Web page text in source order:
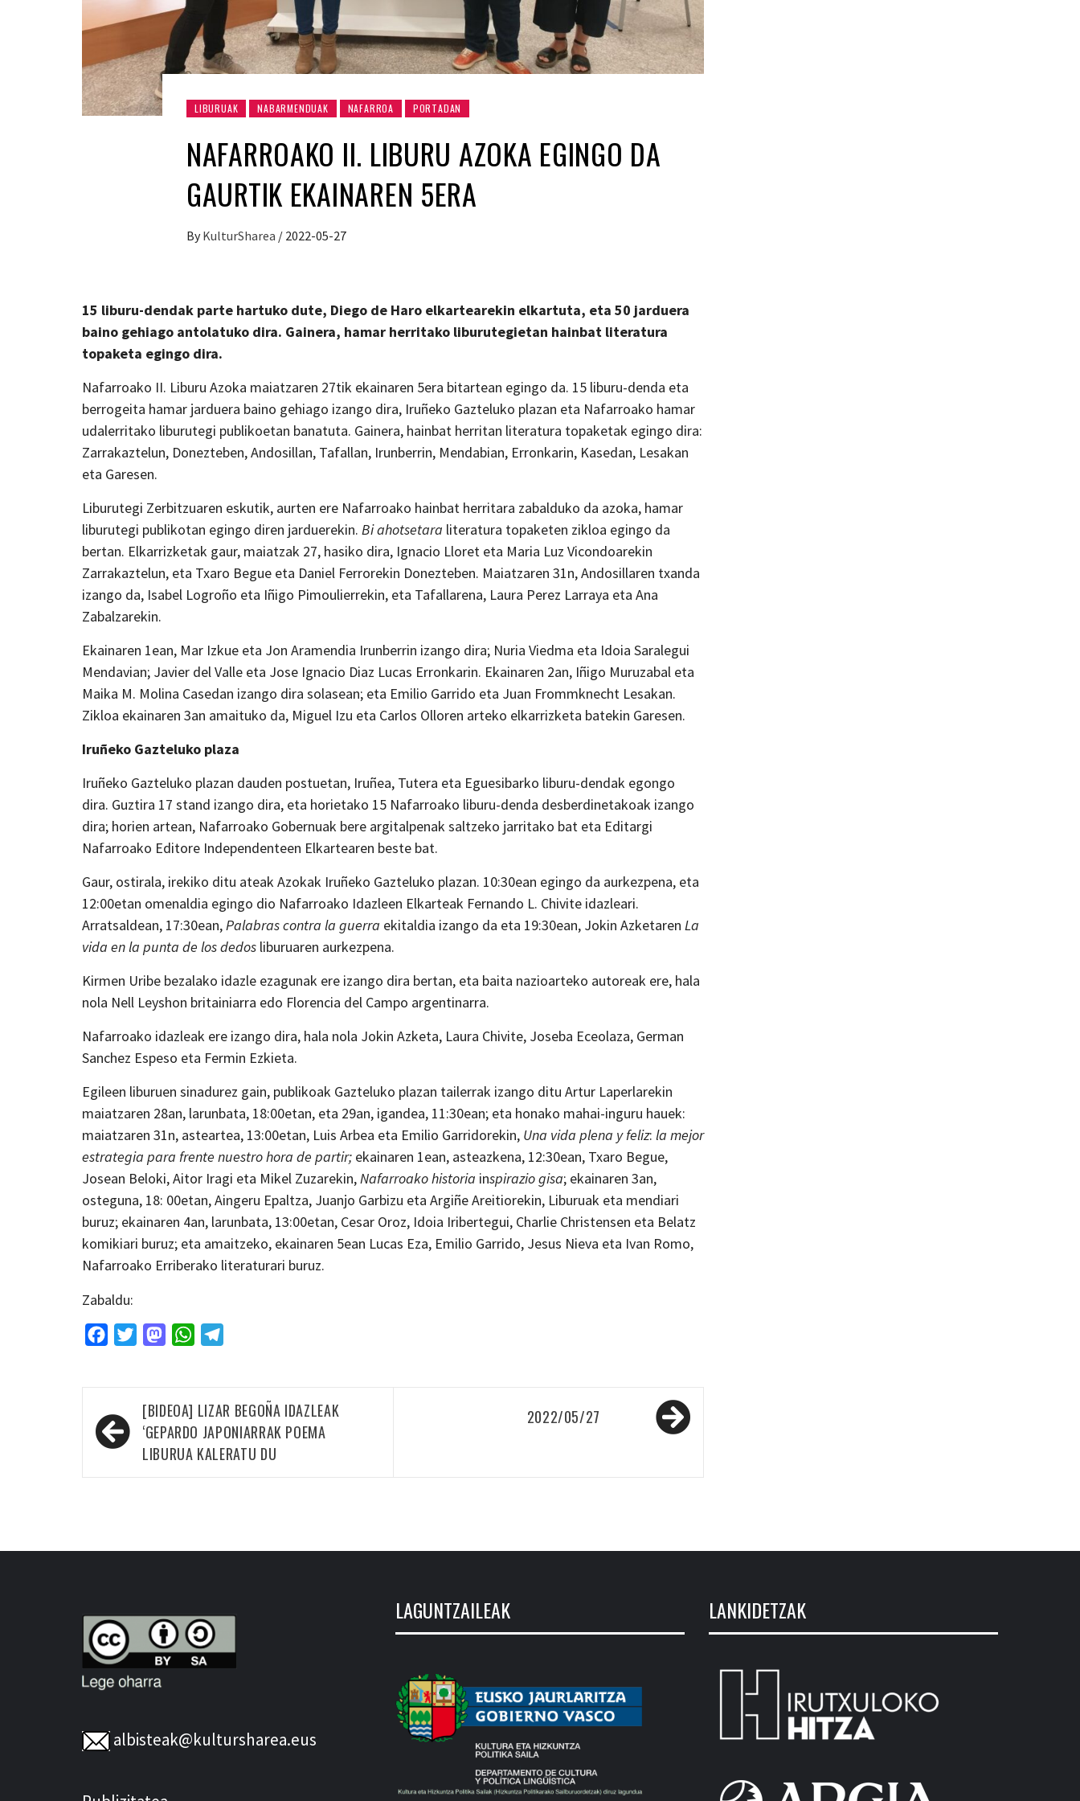
LIBURUAK NABARMENDUAK NAFARROA PORTADAN
NAFARROAKO II. LIBURU AZOKA EGINGO DA
GAURTIK EKAINAREN 5ERA
By KulturSharea / 2022-05-27
15 liburu-dendak parte hartuko dute, Diego de Haro elkartearekin elkartuta, eta 50 jarduera
baino gehiago antolatuko dira. Gainera, hamar herritako liburutegietan hainbat literatura
topaketa egingo dira.
Nafarroako II. Liburu Azoka maiatzaren 27tik ekainaren 5era bitartean egingo da. 15 liburu-denda eta
berrogeita hamar jarduera baino gehiago izango dira, Iruñeko Gazteluko plazan eta Nafarroako hamar
udalerritako liburutegi publikoetan banatuta. Gainera, hainbat herritan literatura topaketak egingo dira:
Zarrakaztelun, Donezteben, Andosillan, Tafallan, Irunberrin, Mendabian, Erronkarin, Kasedan, Lesakan
eta Garesen.
Liburutegi Zerbitzuaren eskutik, aurten ere Nafarroako hainbat herritara zabalduko da azoka, hamar
liburutegi publikotan egingo diren jarduerekin. Bi ahotsetara literatura topaketen zikloa egingo da
bertan. Elkarrizketak gaur, maiatzak 27, hasiko dira, Ignacio Lloret eta Maria Luz Vicondoarekin
Zarrakaztelun, eta Txaro Begue eta Daniel Ferrorekin Donezteben. Maiatzaren 31n, Andosillaren txanda
izango da, Isabel Logroño eta Iñigo Pimoulierrekin, eta Tafallarena, Laura Perez Larraya eta Ana
Zabalzarekin.
Ekainaren 1ean, Mar Izkue eta Jon Aramendia Irunberrin izango dira; Nuria Viedma eta Idoia Saralegui
Mendavian; Javier del Valle eta Jose Ignacio Diaz Lucas Erronkarin. Ekainaren 2an, Iñigo Muruzabal eta
Maika M. Molina Casedan izango dira solasean; eta Emilio Garrido eta Juan Frommknecht Lesakan.
Zikloa ekainaren 3an amaituko da, Miguel Izu eta Carlos Olloren arteko elkarrizketa batekin Garesen.
Iruñeko Gazteluko plaza
Iruñeko Gazteluko plazan dauden postuetan, Iruñea, Tutera eta Eguesibarko liburu-dendak egongo
dira. Guztira 17 stand izango dira, eta horietako 15 Nafarroako liburu-denda desberdinetakoak izango
dira; horien artean, Nafarroako Gobernuak bere argitalpenak saltzeko jarritako bat eta Editargi
Nafarroako Editore Independenteen Elkartearen beste bat.
Gaur, ostirala, irekiko ditu ateak Azokak Iruñeko Gazteluko plazan. 10:30ean egingo da aurkezpena, eta
12:00etan omenaldia egingo dio Nafarroako Idazleen Elkarteak Fernando L. Chivite idazleari.
Arratsaldean, 17:30ean, Palabras contra la guerra ekitaldia izango da eta 19:30ean, Jokin Azketaren La
vida en la punta de los dedos liburuaren aurkezpena.
Kirmen Uribe bezalako idazle ezagunak ere izango dira bertan, eta baita nazioarteko autoreak ere, hala
nola Nell Leyshon britainiarra edo Florencia del Campo argentinarra.
Nafarroako idazleak ere izango dira, hala nola Jokin Azketa, Laura Chivite, Joseba Eceolaza, German
Sanchez Espeso eta Fermin Ezkieta.
Egileen liburuen sinadurez gain, publikoak Gazteluko plazan tailerrak izango ditu Artur Laperlarekin
maiatzaren 28an, larunbata, 18:00etan, eta 29an, igandea, 11:30ean; eta honako mahai-inguru hauek:
maiatzaren 31n, asteartea, 13:00etan, Luis Arbea eta Emilio Garridorekin, Una vida plena y feliz: la mejor
estrategia para frente nuestro hora de partir; ekainaren 1ean, asteazkena, 12:30ean, Txaro Begue,
Josean Beloki, Aitor Iragi eta Mikel Zuzarekin, Nafarroako historia inspirazio gisa; ekainaren 3an,
osteguna, 18: 00etan, Aingeru Epaltza, Juanjo Garbizu eta Argiñe Areitiorekin, Liburuak eta mendiari
buruz; ekainaren 4an, larunbata, 13:00etan, Cesar Oroz, Idoia Iribertegui, Charlie Christensen eta Belatz
komikiari buruz; eta amaitzeko, ekainaren 5ean Lucas Eza, Emilio Garrido, Jesus Nieva eta Ivan Romo,
Nafarroako Erriberako literaturari buruz.
Zabaldu:
FacebookTwitterMastodonWhatsApp
Bidalketetan
zehar
nabigatu
[BIDEOA] LIZAR BEGOÑA IDAZLEAK
‘GEPARDO JAPONIARRAK POEMA
LIBURUA KALERATU DU
2022/05/27
albisteak@kultursharea.eus
LAGUNTZAILEAK LANKIDETZAK